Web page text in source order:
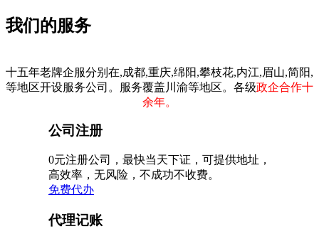
我们的服务
十五年老牌企服分别在,成都,重庆,绵阳,攀枝花,内江,眉山,简阳,
等地区开设服务公司。服务覆盖川渝等地区。各级政企合作十
余年。
公司注册
0元注册公司，最快当天下证，可提供地址，
高效率，无风险，不成功不收费。
免费代办
代理记账